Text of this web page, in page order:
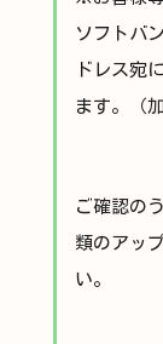
ソフトバ
ドレス宛
ます。（
ご確認の
類のアッ
い。